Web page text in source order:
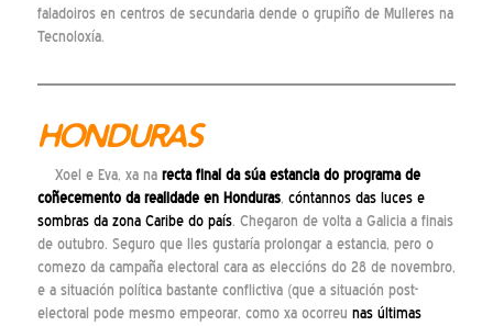
faladoiros en centros de secundaria dende o grupiño de Mulleres na
Tecnoloxía.
HONDURAS
Xoel e Eva, xa na recta final da súa estancia do programa de
coñecemento da realidade en Honduras, cóntannos das luces e
sombras da zona Caribe do país. Chegaron de volta a Galicia a finais
de outubro. Seguro que lles gustaría prolongar a estancia, pero o
comezo da campaña electoral cara as eleccións do 28 de novembro,
e a situación política bastante conflictiva (que a situación post-
electoral pode mesmo empeorar, como xa ocorreu nas últimas